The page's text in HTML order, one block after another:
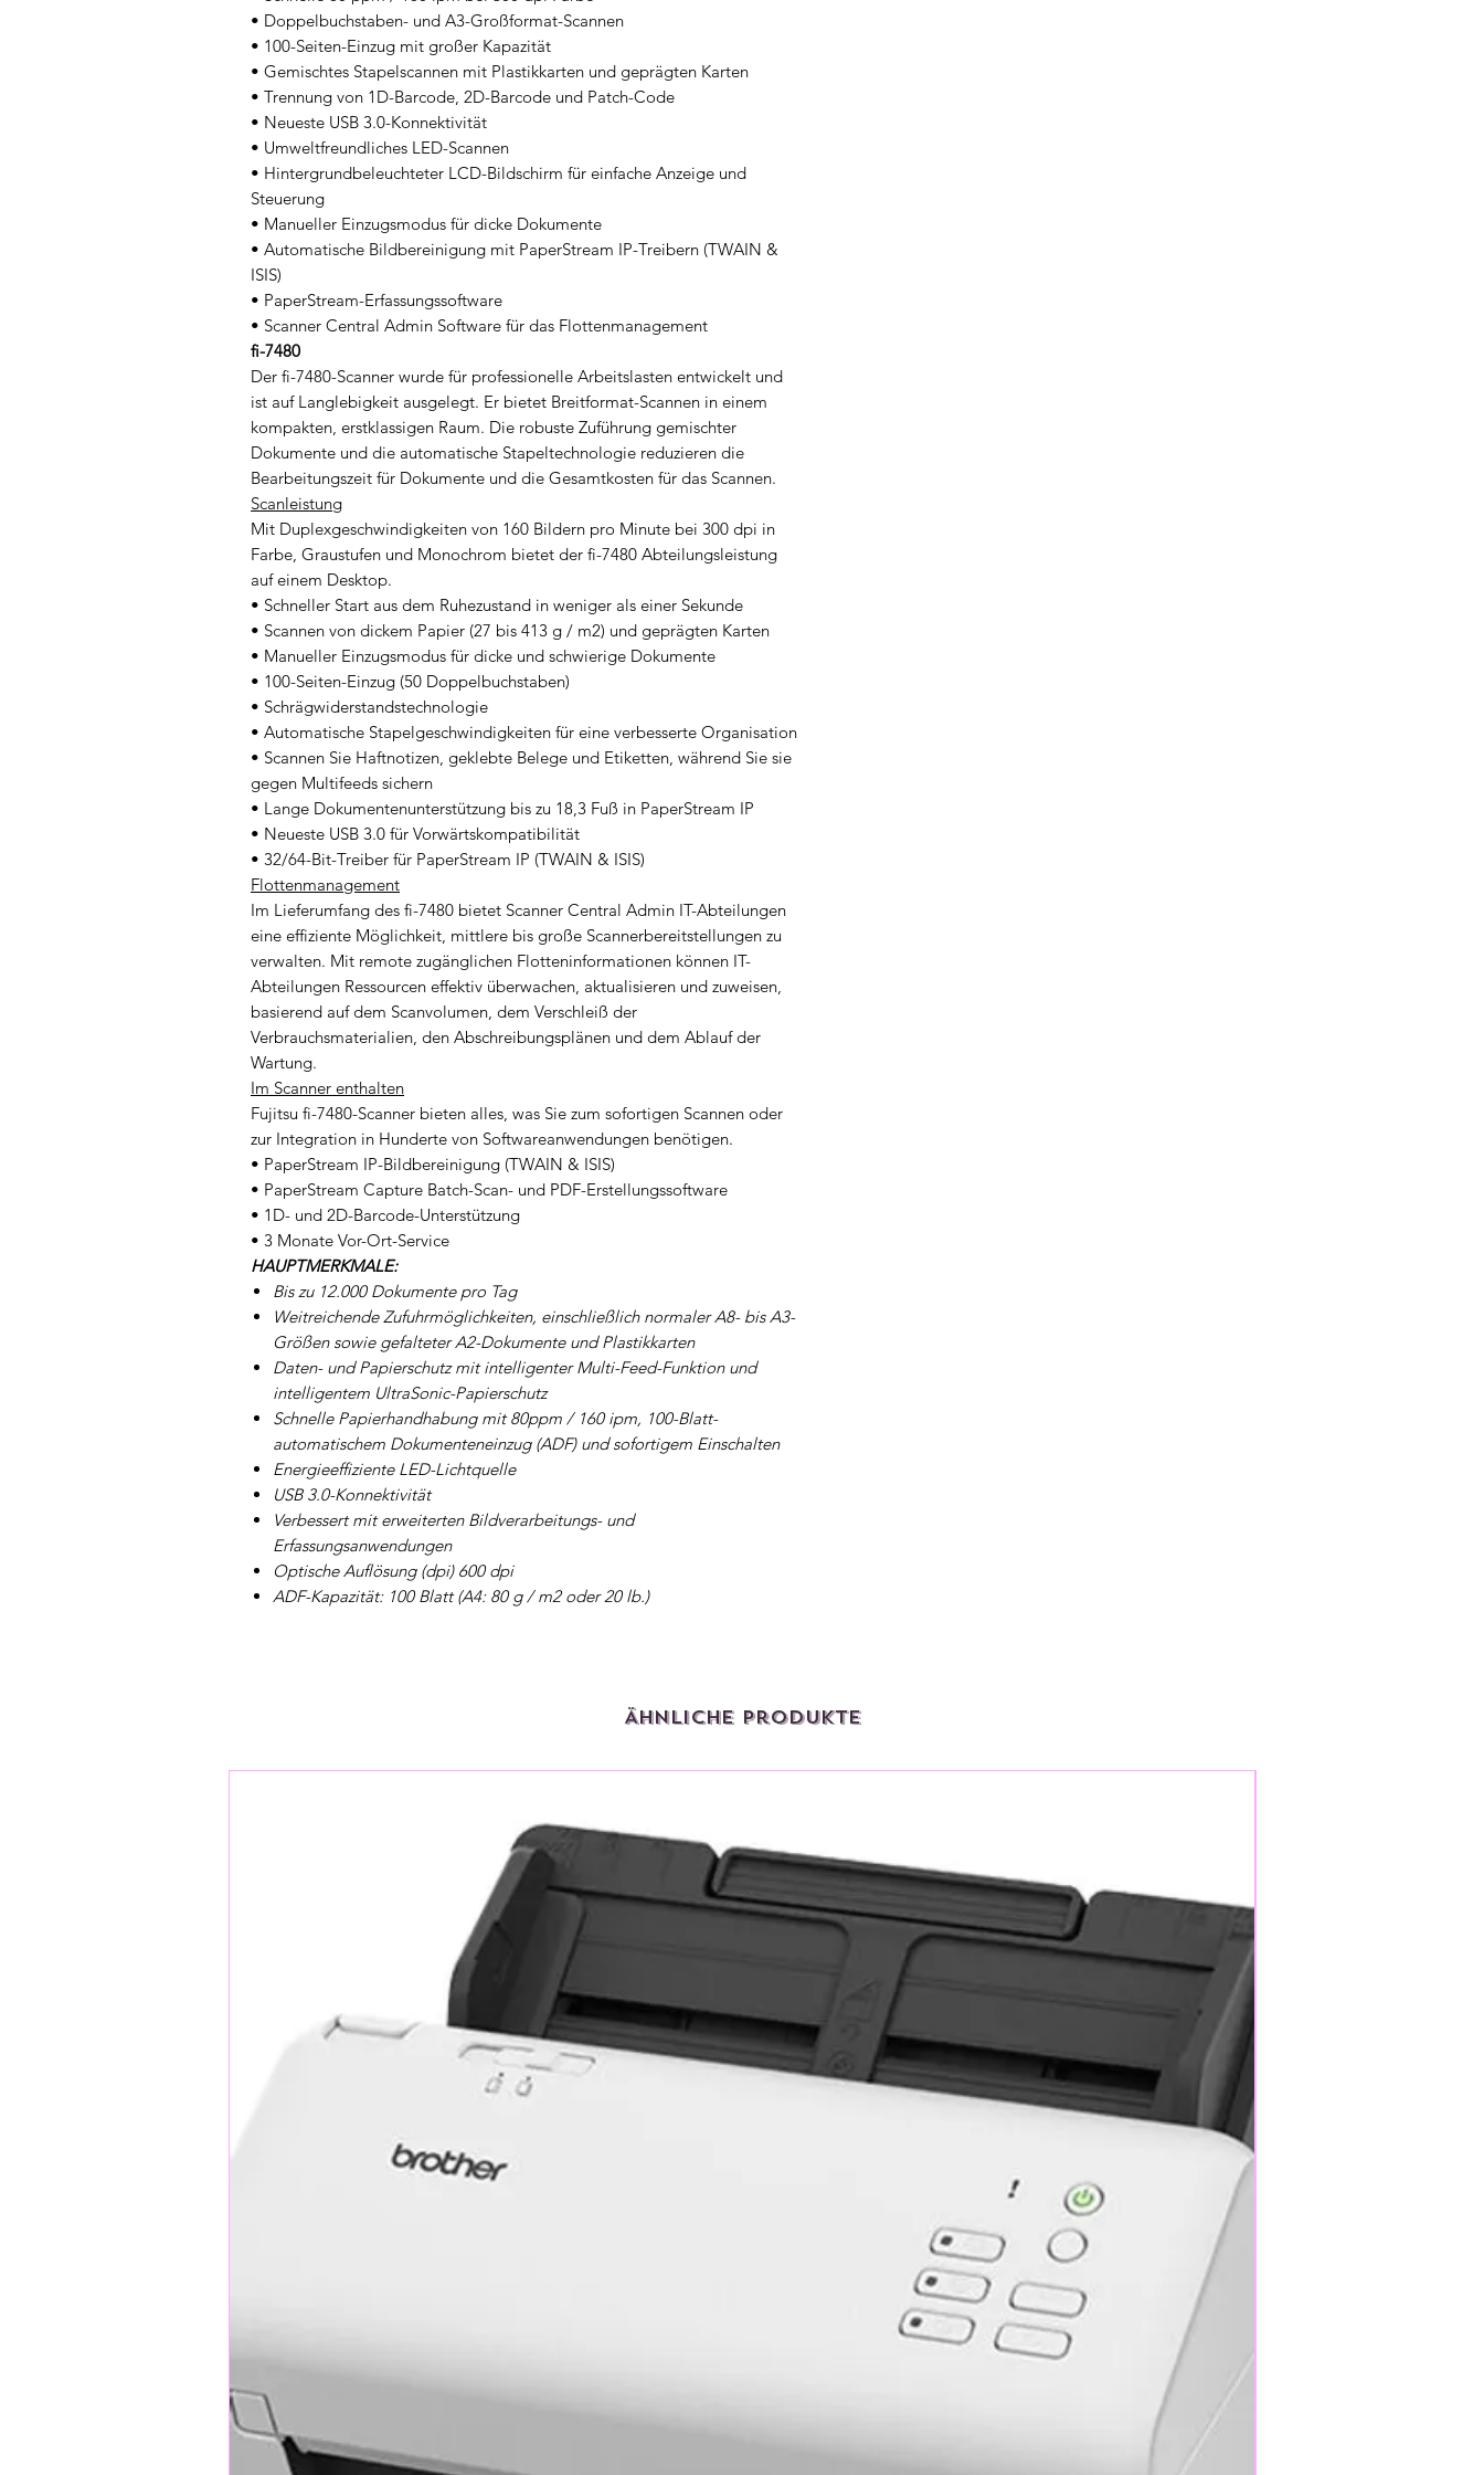
• Doppelbuchstaben- und A3-Großformat-Scannen
• 100-Seiten-Einzug mit großer Kapazität
• Gemischtes Stapelscannen mit Plastikkarten und geprägten Karten
• Trennung von 1D-Barcode, 2D-Barcode und Patch-Code
• Neueste USB 3.0-Konnektivität
• Umweltfreundliches LED-Scannen
• Hintergrundbeleuchteter LCD-Bildschirm für einfache Anzeige und
Steuerung
• Manueller Einzugsmodus für dicke Dokumente
• Automatische Bildbereinigung mit PaperStream IP-Treibern (TWAIN &
ISIS)
• PaperStream-Erfassungssoftware
• Scanner Central Admin Software für das Flottenmanagement
fi-7480
Der fi-7480-Scanner wurde für professionelle Arbeitslasten entwickelt und
ist auf Langlebigkeit ausgelegt. Er bietet Breitformat-Scannen in einem
kompakten, erstklassigen Raum. Die robuste Zuführung gemischter
Dokumente und die automatische Stapeltechnologie reduzieren die
Bearbeitungszeit für Dokumente und die Gesamtkosten für das Scannen.
Scanleistung
Mit Duplexgeschwindigkeiten von 160 Bildern pro Minute bei 300 dpi in
Farbe, Graustufen und Monochrom bietet der fi-7480 Abteilungsleistung
auf einem Desktop.
• Schneller Start aus dem Ruhezustand in weniger als einer Sekunde
• Scannen von dickem Papier (27 bis 413 g / m2) und geprägten Karten
• Manueller Einzugsmodus für dicke und schwierige Dokumente
• 100-Seiten-Einzug (50 Doppelbuchstaben)
• Schrägwiderstandstechnologie
• Automatische Stapelgeschwindigkeiten für eine verbesserte Organisation
• Scannen Sie Haftnotizen, geklebte Belege und Etiketten, während Sie sie
gegen Multifeeds sichern
• Lange Dokumentenunterstützung bis zu 18,3 Fuß in PaperStream IP
• Neueste USB 3.0 für Vorwärtskompatibilität
• 32/64-Bit-Treiber für PaperStream IP (TWAIN & ISIS)
Flottenmanagement
Im Lieferumfang des fi-7480 bietet Scanner Central Admin IT-Abteilungen
eine effiziente Möglichkeit, mittlere bis große Scannerbereitstellungen zu
verwalten. Mit remote zugänglichen Flotteninformationen können IT-
Abteilungen Ressourcen effektiv überwachen, aktualisieren und zuweisen,
basierend auf dem Scanvolumen, dem Verschleiß der
Verbrauchsmaterialien, den Abschreibungsplänen und dem Ablauf der
Wartung.
Im Scanner enthalten
Fujitsu fi-7480-Scanner bieten alles, was Sie zum sofortigen Scannen oder
zur Integration in Hunderte von Softwareanwendungen benötigen.
• PaperStream IP-Bildbereinigung (TWAIN & ISIS)
• PaperStream Capture Batch-Scan- und PDF-Erstellungssoftware
• 1D- und 2D-Barcode-Unterstützung
• 3 Monate Vor-Ort-Service
HAUPTMERKMALE:
Bis zu 12.000 Dokumente pro Tag
Weitreichende Zufuhrmöglichkeiten, einschließlich normaler A8- bis A3-
Größen sowie gefalteter A2-Dokumente und Plastikkarten
Daten- und Papierschutz mit intelligenter Multi-Feed-Funktion und
intelligentem UltraSonic-Papierschutz
Schnelle Papierhandhabung mit 80ppm / 160 ipm, 100-Blatt-
automatischem Dokumenteneinzug (ADF) und sofortigem Einschalten
Energieeffiziente LED-Lichtquelle
USB 3.0-Konnektivität
Verbessert mit erweiterten Bildverarbeitungs- und
Erfassungsanwendungen
Optische Auflösung (dpi) 600 dpi
ADF-Kapazität: 100 Blatt (A4: 80 g / m2 oder 20 lb.)
Ähnliche Produkte